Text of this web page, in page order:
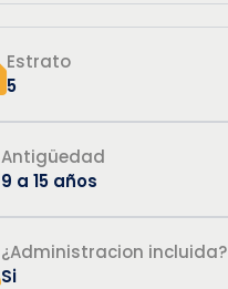
Estrato
5
Antigüedad
9 a 15 años
¿Administracion incluida?
Si